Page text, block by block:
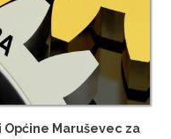
Maruševec za